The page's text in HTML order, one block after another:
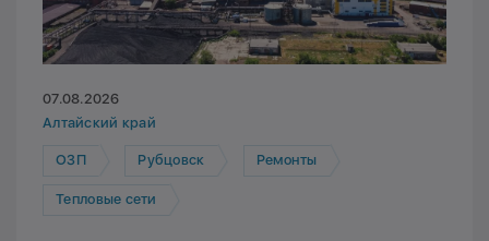
07.08.2026
Алтайский край
ОЗП Рубцовск Ремонты
Тепловые сети